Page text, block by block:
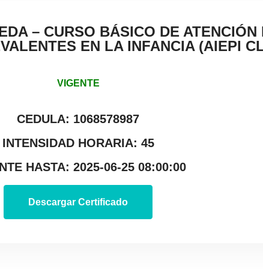
– CURSO BÁSICO DE
EN LA INFANCIA (AIEPI
VIGENTE
CEDULA: 1068578987
INTENSIDAD HORARIA: 45
HASTA: 2025-06-25 08:00:00
Descargar Certificado